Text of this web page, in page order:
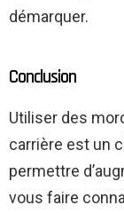
démarquer.
Conclusion
Utiliser des
carrière est un
permettre
vous faire